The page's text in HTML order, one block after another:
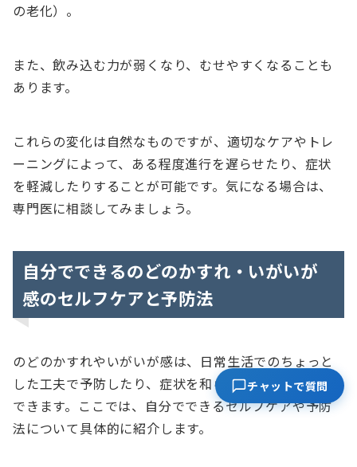
の老化）。
また、飲み込む力が弱くなり、むせやすくなることも
あります。
これらの変化は自然なものですが、適切なケアやトレ
ーニングによって、ある程度進行を遅らせたり、症状
を軽減したりすることが可能です。気になる場合は、
専門医に相談してみましょう。
自分でできるのどのかすれ・いがいが
感のセルフケアと予防法
のどのかすれやいがいが感は、日常生活でのちょっと
した工夫で予防したり、症状を和らげたりすることが
できます。ここでは、自分でできるセルフケアや予防
法について具体的に紹介します。
チャットで質問